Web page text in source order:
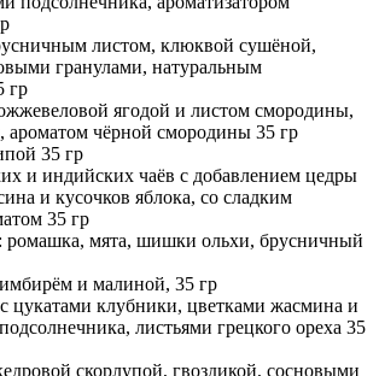
листом, клюквой сушёной,
гранулами, натуральным
гр
ягодой и листом смородины,
ароматом чёрной смородины 35 гр
35 гр
и индийских чаёв с добавлением цедры
и кусочков яблока, со сладким
35 гр
ромашка, мята, шишки ольхи, брусничный
и малиной, 35 гр
цукатами клубники, цветками жасмина и
листьями грецкого ореха 35
скорлупой, гвоздикой, сосновыми